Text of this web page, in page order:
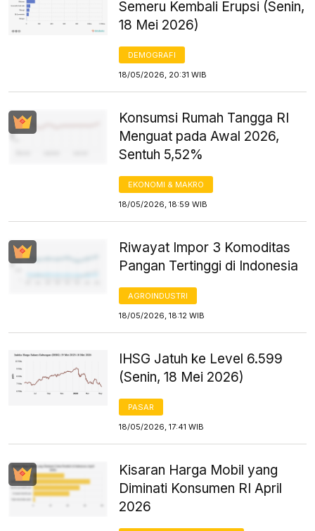
Semeru Kembali Erupsi (Senin,
18 Mei 2026)
DEMOGRAFI
18/05/2026, 20:31 WIB
Konsumsi Rumah Tangga RI
Menguat pada Awal 2026,
Sentuh 5,52%
EKONOMI & MAKRO
18/05/2026, 18:59 WIB
Riwayat Impor 3 Komoditas
Pangan Tertinggi di Indonesia
AGROINDUSTRI
18/05/2026, 18:12 WIB
IHSG Jatuh ke Level 6.599
(Senin, 18 Mei 2026)
PASAR
18/05/2026, 17:41 WIB
Kisaran Harga Mobil yang
Diminati Konsumen RI April
2026